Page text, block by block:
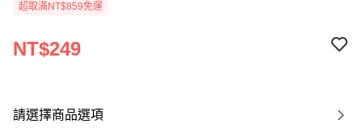
超取滿NT$859免運
NT$249
請選擇商品選項